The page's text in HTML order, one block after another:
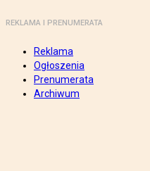
REKLAMA I PRENUMERATA
Reklama
Ogłoszenia
Prenumerata
Archiwum